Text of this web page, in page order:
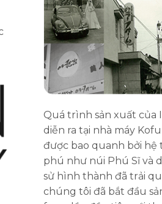
Quá trình sản xuất của
diễn ra tại nhà máy Kofu
được bao quanh bởi hệ
phú như núi Phú Sĩ và
sử hình thành đã trải
chúng tôi đã bắt đầu